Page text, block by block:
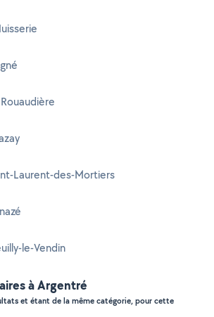
Laurent-des-Mortiers
le-Vendin
à Argentré
et étant de la même catégorie, pour cette